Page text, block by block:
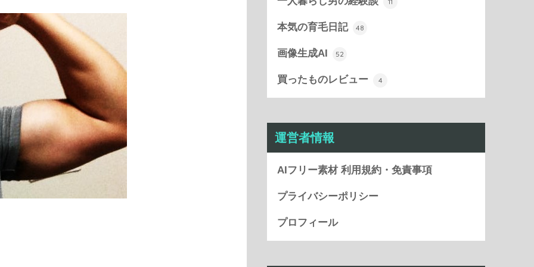
本気の育毛日記 48
画像生成AI 52
買ったものレビュー 4
運営者情報
AIフリー素材 利用規約・免責事項
プライバシーポリシー
プロフィール